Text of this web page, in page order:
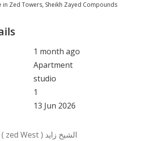
Zed Towers, Sheikh Zayed Compounds
1 month ago
Apartment
studio
1
13 Jun 2026
استديو للبيع في مشروع ( zed West ) الشيخ زايد